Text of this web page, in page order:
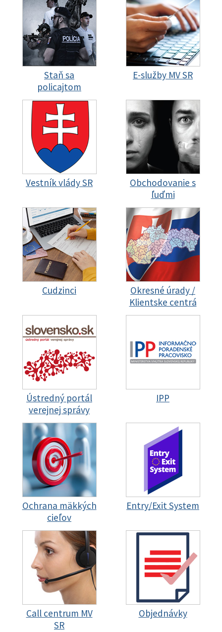
Staň sa
policajtom
E-služby MV SR
Vestník vlády SR
Obchodovanie s
ľuďmi
Cudzinci
Okresné úrady /
Klientske centrá
Ústredný portál
verejnej správy
IPP
Ochrana mäkkých
cieľov
Entry/Exit System
Call centrum MV
SR
Objednávky